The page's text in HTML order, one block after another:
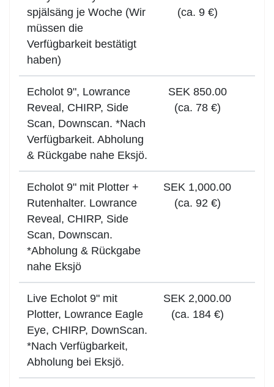
spjälsäng je Woche (Wir
müssen die
Verfügbarkeit bestätigt
haben)
(ca. 9 €)
Echolot 9", Lowrance
Reveal, CHIRP, Side
Scan, Downscan. *Nach
Verfügbarkeit. Abholung
& Rückgabe nahe Eksjö.
SEK 850.00
(ca. 78 €)
Echolot 9" mit Plotter +
Rutenhalter. Lowrance
Reveal, CHIRP, Side
Scan, Downscan.
*Abholung & Rückgabe
nahe Eksjö
SEK 1,000.00
(ca. 92 €)
Live Echolot 9" mit
Plotter, Lowrance Eagle
Eye, CHIRP, DownScan.
*Nach Verfügbarkeit,
Abholung bei Eksjö.
SEK 2,000.00
(ca. 184 €)